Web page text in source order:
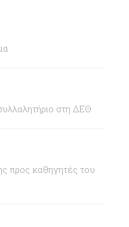
στη ΔΕΘ
προς καθηγητές του